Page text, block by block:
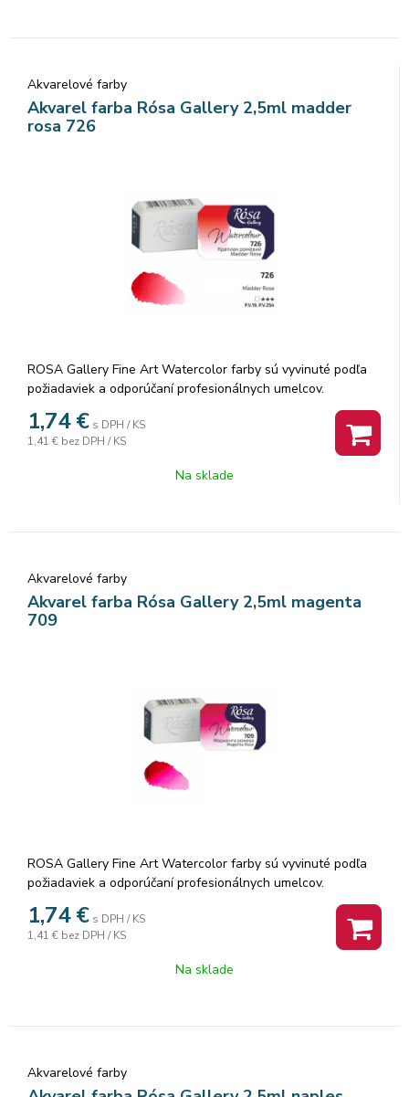
Akvarelové farby
Akvarel farba Rósa Gallery 2,5ml madder
rosa 726
ROSA Gallery Fine Art Watercolor farby sú vyvinuté podľa
požiadaviek a odporúčaní profesionálnych umelcov.
Akvarelové farby sú vyrábané z organickej arabskej gumy a
vysoko kvalitných organických a anorganických jemne
mletých pigmentov, ktorá zaisťuje dokonalú priľnavosť a
farby. Rosa akvarelové farby nám poskytujú nespočetné
1,74 € s DPH / KS
1,41 € bez DPH / KS
Na sklade
Akvarelové farby
Akvarel farba Rósa Gallery 2,5ml magenta
709
ROSA Gallery Fine Art Watercolor farby sú vyvinuté podľa
požiadaviek a odporúčaní profesionálnych umelcov.
Akvarelové farby sú vyrábané z organickej arabskej gumy a
vysoko kvalitných organických a anorganických jemne
mletých pigmentov, ktorá zaisťuje dokonalú priľnavosť a
farby. Rosa akvarelové farby nám poskytujú nespočetné
1,74 € s DPH / KS
1,41 € bez DPH / KS
Na sklade
Akvarelové farby